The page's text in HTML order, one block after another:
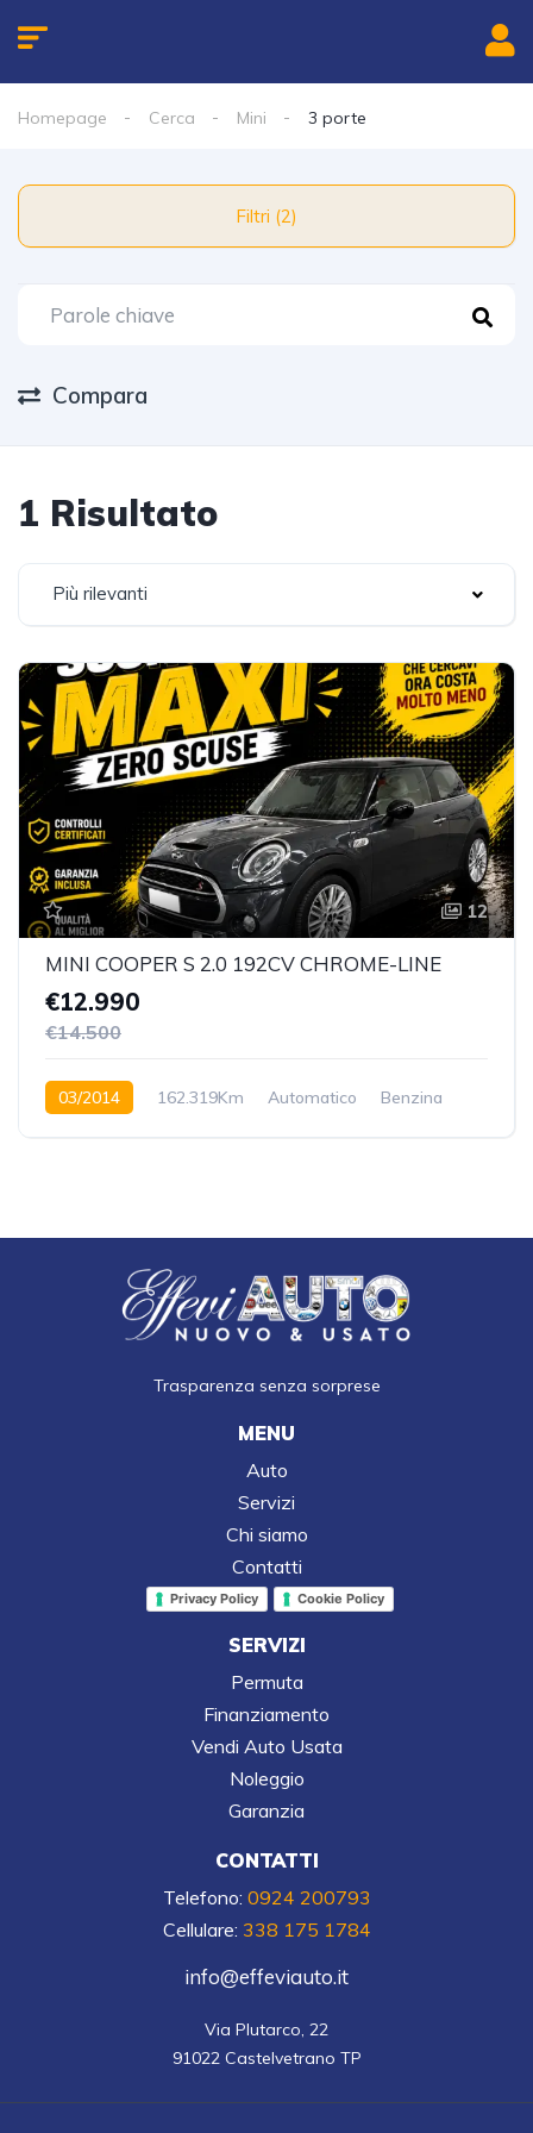
Homepage Cerca Mini 3 porte
Filtri (2)
Compara
1 Risultato
Più rilevanti
12
MINI COOPER S 2.0 192CV CHROME-LINE
€12.990
€14.500
03/2014 162.319Km Automatico
Benzina
Trasparenza senza sorprese
MENU
Auto
Servizi
Chi siamo
Contatti
Privacy Policy Cookie Policy
SERVIZI
Permuta
Finanziamento
Vendi Auto Usata
Noleggio
Garanzia
CONTATTI
Telefono: 0924 200793
Cellulare: 338 175 1784
info@effeviauto.it
Via Plutarco, 22
91022 Castelvetrano TP